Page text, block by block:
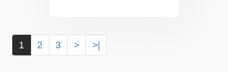
1 2 3 > >|